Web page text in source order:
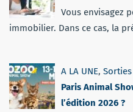
Vous envisagez
immobilier. Dans ce cas, la
A LA UNE, Sorties
Paris Animal
l’édition 2026 ?